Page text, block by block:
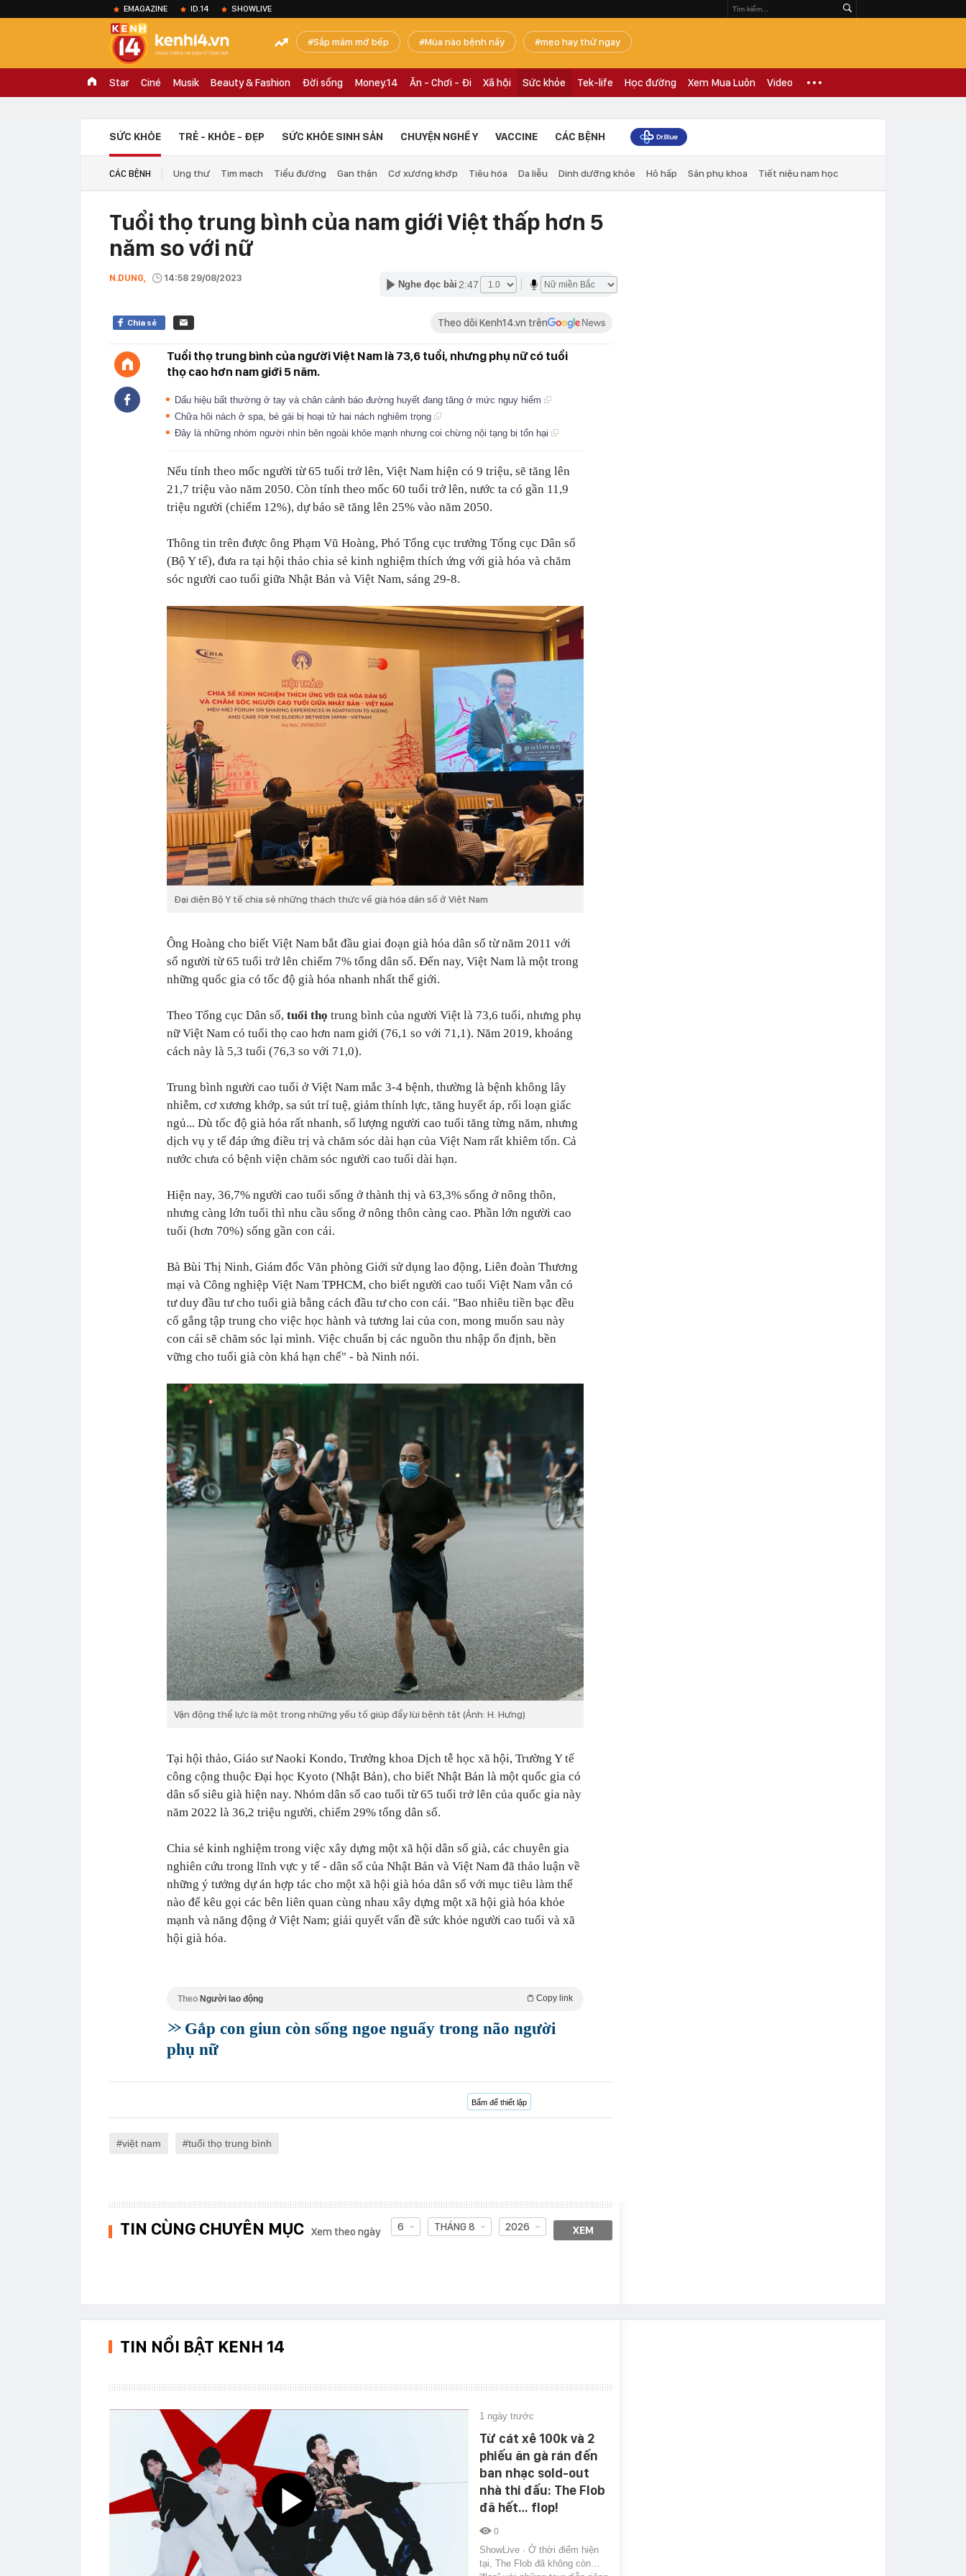
EMAGAZINE ID.14 SHOWLIVE
Sắp mâm mở bếp Mùa nào bệnh nấy mẹo hay thử ngay
Star Ciné Musik Beauty & Fashion Đời sống Money.14 Ăn - Chơi - Đi Xã hội Sức khỏe Tek-life Học đường Xem Mua Luôn Video
SỨC KHỎE TRẺ - KHỎE - ĐẸP SỨC KHỎE SINH SẢN CHUYỆN NGHỀ Y VACCINE CÁC BỆNH
CÁC BỆNH Ung thư Tim mạch Tiểu đường Gan thận Cơ xương khớp Tiêu hóa Da liễu Dinh dưỡng khỏe Hô hấp Sản phụ khoa Tiết niệu nam học
Tuổi thọ trung bình của nam giới Việt thấp hơn 5
năm so với nữ
N.DUNG, 14:58 29/08/2023
Nghe đọc bài 2:47
Chia sẻ Theo dõi Kenh14.vn trên
Tuổi thọ trung bình của người Việt Nam là 73,6 tuổi, nhưng phụ nữ có tuổi
thọ cao hơn nam giới 5 năm.
Dấu hiệu bất thường ở tay và chân cảnh báo đường huyết đang tăng ở mức nguy hiểm
Chữa hôi nách ở spa, bé gái bị hoại tử hai nách nghiêm trọng
Đây là những nhóm người nhìn bên ngoài khỏe mạnh nhưng coi chừng nội tạng bị tổn hại
Nếu tính theo mốc người từ 65 tuổi trở lên, Việt Nam hiện có 9 triệu, sẽ tăng lên
21,7 triệu vào năm 2050. Còn tính theo mốc 60 tuổi trở lên, nước ta có gần 11,9
triệu người (chiếm 12%), dự báo sẽ tăng lên 25% vào năm 2050.
Thông tin trên được ông Phạm Vũ Hoàng, Phó Tổng cục trưởng Tổng cục Dân số
(Bộ Y tế), đưa ra tại hội thảo chia sẻ kinh nghiệm thích ứng với già hóa và chăm
sóc người cao tuổi giữa Nhật Bản và Việt Nam, sáng 29-8.
Đại diện Bộ Y tế chia sẻ những thách thức về già hóa dân số ở Việt Nam
Ông Hoàng cho biết Việt Nam bắt đầu giai đoạn già hóa dân số từ năm 2011 với
số người từ 65 tuổi trở lên chiếm 7% tổng dân số. Đến nay, Việt Nam là một trong
những quốc gia có tốc độ già hóa nhanh nhất thế giới.
Theo Tổng cục Dân số, tuổi thọ trung bình của người Việt là 73,6 tuổi, nhưng phụ
nữ Việt Nam có tuổi thọ cao hơn nam giới (76,1 so với 71,1). Năm 2019, khoảng
cách này là 5,3 tuổi (76,3 so với 71,0).
Trung bình người cao tuổi ở Việt Nam mắc 3-4 bệnh, thường là bệnh không lây
nhiễm, cơ xương khớp, sa sút trí tuệ, giảm thính lực, tăng huyết áp, rối loạn giấc
ngủ... Dù tốc độ già hóa rất nhanh, số lượng người cao tuổi tăng từng năm, nhưng
dịch vụ y tế đáp ứng điều trị và chăm sóc dài hạn của Việt Nam rất khiêm tốn. Cả
nước chưa có bệnh viện chăm sóc người cao tuổi dài hạn.
Hiện nay, 36,7% người cao tuổi sống ở thành thị và 63,3% sống ở nông thôn,
nhưng càng lớn tuổi thì nhu cầu sống ở nông thôn càng cao. Phần lớn người cao
tuổi (hơn 70%) sống gần con cái.
Bà Bùi Thị Ninh, Giám đốc Văn phòng Giới sử dụng lao động, Liên đoàn Thương
mại và Công nghiệp Việt Nam TPHCM, cho biết người cao tuổi Việt Nam vẫn có
tư duy đầu tư cho tuổi già bằng cách đầu tư cho con cái. "Bao nhiêu tiền bạc đều
cố gắng tập trung cho việc học hành và tương lai của con, mong muốn sau này
con cái sẽ chăm sóc lại mình. Việc chuẩn bị các nguồn thu nhập ổn định, bền
vững cho tuổi già còn khá hạn chế" - bà Ninh nói.
Vận động thể lực là một trong những yếu tố giúp đẩy lùi bệnh tật (Ảnh: H. Hưng)
Tại hội thảo, Giáo sư Naoki Kondo, Trưởng khoa Dịch tễ học xã hội, Trường Y tế
công cộng thuộc Đại học Kyoto (Nhật Bản), cho biết Nhật Bản là một quốc gia có
dân số siêu già hiện nay. Nhóm dân số cao tuổi từ 65 tuổi trở lên của quốc gia này
năm 2022 là 36,2 triệu người, chiếm 29% tổng dân số.
Chia sẻ kinh nghiệm trong việc xây dựng một xã hội dân số già, các chuyên gia
nghiên cứu trong lĩnh vực y tế - dân số của Nhật Bản và Việt Nam đã thảo luận về
những ý tưởng dự án hợp tác cho một xã hội già hóa dân số với mục tiêu làm thế
nào để kêu gọi các bên liên quan cùng nhau xây dựng một xã hội già hóa khỏe
mạnh và năng động ở Việt Nam; giải quyết vấn đề sức khỏe người cao tuổi và xã
hội già hóa.
Theo Người lao động Copy link
Gắp con giun còn sống ngoe nguẩy trong não người
phụ nữ
Bấm để thiết lập
việt nam tuổi thọ trung bình
TIN CÙNG CHUYÊN MỤC Xem theo ngày 6 THÁNG 8 2026 XEM
TIN NỔI BẬT KENH 14
1 ngày trước
Từ cát xê 100k và 2
phiếu ăn gà rán đến
ban nhạc sold-out
nhà thi đấu: The Flob
đã hết… flop!
0
ShowLive · Ở thời điểm hiện
tại, The Flob đã không còn…